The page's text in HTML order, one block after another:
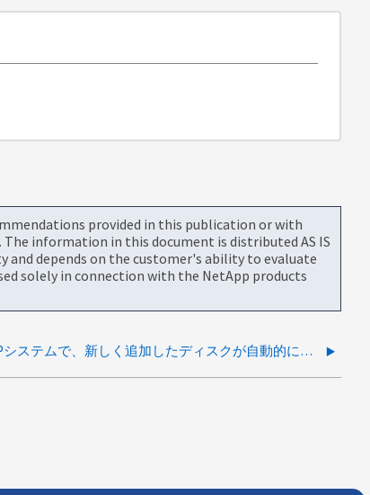
provided in this publication or with
information in this document is distributed AS IS
depends on the customer's ability to evaluate
solely in connection with the NetApp products
ADPシステムで、新しく追加したディスクが自動的にパーティション分割されないのはなぜですか？